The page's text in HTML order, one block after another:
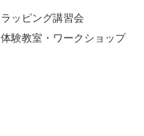
ラッピング講習会
体験教室・ワークショップ